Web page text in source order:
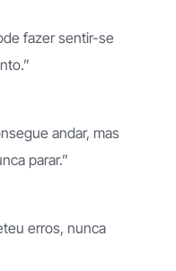
fazer sentir-se
andar, mas
parar.”
erros, nunca